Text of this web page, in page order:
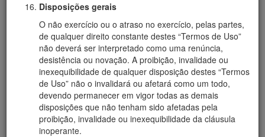
Disposições gerais
O não exercício ou o atraso no exercício, pelas partes,
de qualquer direito constante destes “Termos de Uso”
não deverá ser interpretado como uma renúncia,
desistência ou novação. A proibição, invalidade ou
inexequibilidade de qualquer disposição destes “Termos
de Uso” não o invalidará ou afetará como um todo,
devendo permanecer em vigor todas as demais
disposições que não tenham sido afetadas pela
proibição, invalidade ou inexequibilidade da cláusula
inoperante.